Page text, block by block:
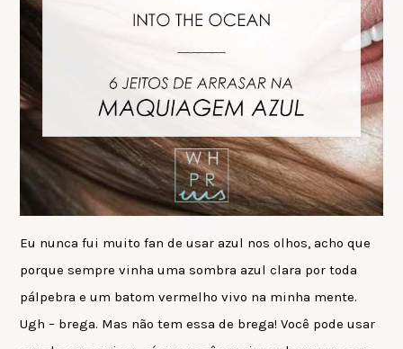
Eu nunca fui muito fan de usar azul nos olhos, acho que
porque sempre vinha uma sombra azul clara por toda
pálpebra e um batom vermelho vivo na minha mente.
Ugh – brega. Mas não tem essa de brega! Você pode usar